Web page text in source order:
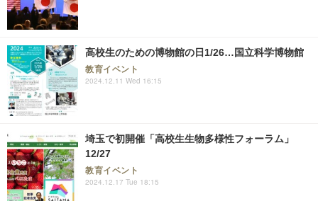
高校生のための博物館の日1/26…国立科学博物館
教育イベント
2024.12.11 Wed 16:15
埼玉で初開催「高校生生物多様性フォーラム」
12/27
教育イベント
2024.12.17 Tue 18:15